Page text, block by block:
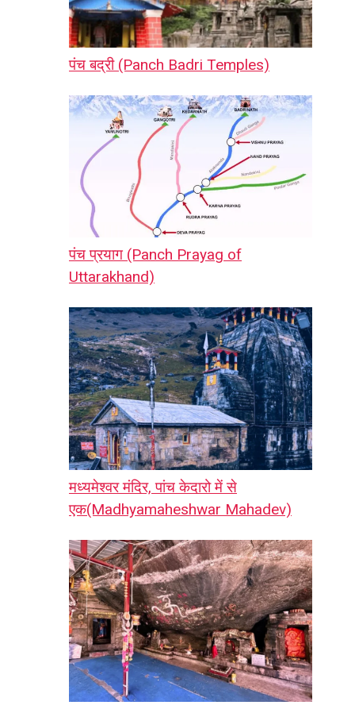
पंच बद्री (Panch Badri Temples)
पंच प्रयाग (Panch Prayag of
Uttarakhand)
मध्यमेश्वर मंदिर, पांच केदारो में से
एक(Madhyamaheshwar Mahadev)